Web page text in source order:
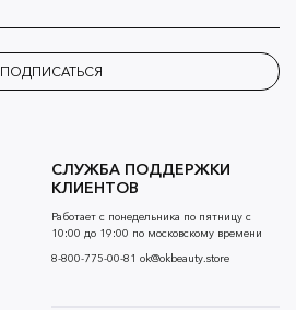
СЛУЖБА ПОДДЕРЖКИ
КЛИЕНТОВ
Работает с понедельника по пятницу с
10:00 до 19:00 по московскому времени
8-800-775-00-81 ok@okbeauty.store
ПОДПИСАТЬСЯ